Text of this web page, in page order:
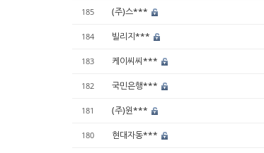
185 (주)스***
184 빌리지***
183 케이씨씨***
182 국민은행***
181 (주)윈***
180 현대자동***